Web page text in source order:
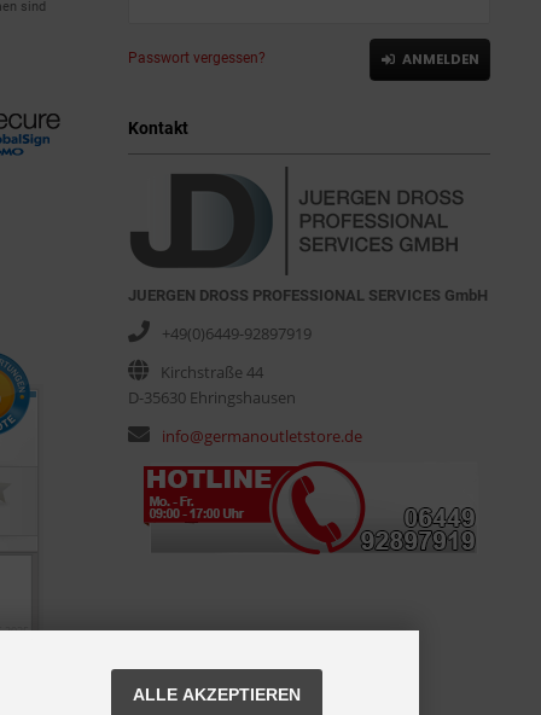
sind
Passwort vergessen? ANMELDEN
Kontakt
JUERGEN DROSS PROFESSIONAL SERVICES GmbH
+49(0)6449-92897919
Kirchstraße 44
D-35630 Ehringshausen
info@germanoutletstore.de
ALLE AKZEPTIEREN